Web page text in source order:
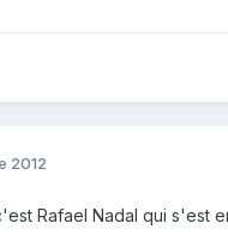
2012
Rafael Nadal qui s'est